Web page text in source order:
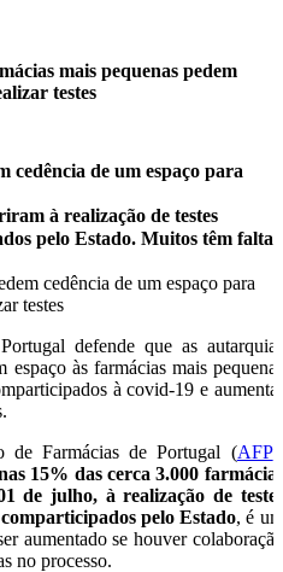
mais pequenas pedem
testes
cedência de um espaço para
à realização de testes
pelo Estado. Muitos têm falta
defende que as autarquias
às farmácias mais pequenas
à covid-19 e aumentar
de Farmácias de Portugal (AFP),
15% das cerca 3.000 farmácias
de julho, à realização de testes
pelo Estado, é um
aumentado se houver colaboração
no processo.